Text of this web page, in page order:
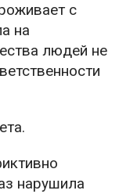
с
на
людей не
нарушила